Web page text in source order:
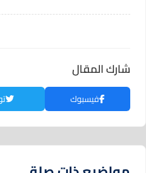
شارك المقال
فيسبوك تويتر